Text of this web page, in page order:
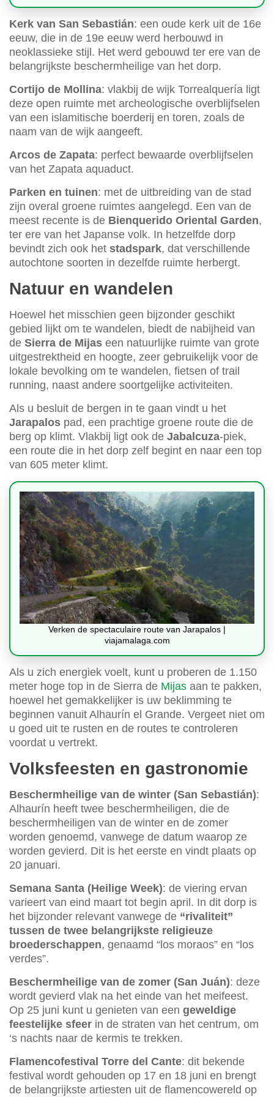
Kerk van San Sebastián: een oude kerk uit de 16e
eeuw, die in de 19e eeuw werd herbouwd in
neoklassieke stijl. Het werd gebouwd ter ere van de
belangrijkste beschermheilige van het dorp.
Cortijo de Mollina: vlakbij de wijk Torrealquería ligt
deze open ruimte met archeologische overblijfselen
van een islamitische boerderij en toren, zoals de
naam van de wijk aangeeft.
Arcos de Zapata: perfect bewaarde overblijfselen
van het Zapata aquaduct.
Parken en tuinen: met de uitbreiding van de stad
zijn overal groene ruimtes aangelegd. Een van de
meest recente is de Bienquerido Oriental Garden,
ter ere van het Japanse volk. In hetzelfde dorp
bevindt zich ook het stadspark, dat verschillende
autochtone soorten in dezelfde ruimte herbergt.
Natuur en wandelen
Hoewel het misschien geen bijzonder geschikt
gebied lijkt om te wandelen, biedt de nabijheid van
de Sierra de Mijas een natuurlijke ruimte van grote
uitgestrektheid en hoogte, zeer gebruikelijk voor de
lokale bevolking om te wandelen, fietsen of trail
running, naast andere soortgelijke activiteiten.
Als u besluit de bergen in te gaan vindt u het
Jarapalos pad, een prachtige groene route die de
berg op klimt. Vlakbij ligt ook de Jabalcuza-piek,
een route die in het dorp zelf begint en naar een top
van 605 meter klimt.
Verken de spectaculaire route van Jarapalos |
viajamalaga.com
Als u zich energiek voelt, kunt u proberen de 1.150
meter hoge top in de Sierra de Mijas aan te pakken,
hoewel het gemakkelijker is uw beklimming te
beginnen vanuit Alhaurín el Grande. Vergeet niet om
u goed uit te rusten en de routes te controleren
voordat u vertrekt.
Volksfeesten en gastronomie
Beschermheilige van de winter (San Sebastián):
Alhaurín heeft twee beschermheiligen, die de
beschermheiligen van de winter en de zomer
worden genoemd, vanwege de datum waarop ze
worden gevierd. Dit is het eerste en vindt plaats op
20 januari.
Semana Santa (Heilige Week): de viering ervan
varieert van eind maart tot begin april. In dit dorp is
het bijzonder relevant vanwege de “rivaliteit”
tussen de twee belangrijkste religieuze
broederschappen, genaamd “los moraos” en “los
verdes”.
Beschermheilige van de zomer (San Juán): deze
wordt gevierd vlak na het einde van het meifeest.
Op 25 juni kunt u genieten van een geweldige
feestelijke sfeer in de straten van het centrum, om
‘s nachts naar de kermis te trekken.
Flamencofestival Torre del Cante: dit bekende
festival wordt gehouden op 17 en 18 juni en brengt
de belangrijkste artiesten uit de flamencowereld op